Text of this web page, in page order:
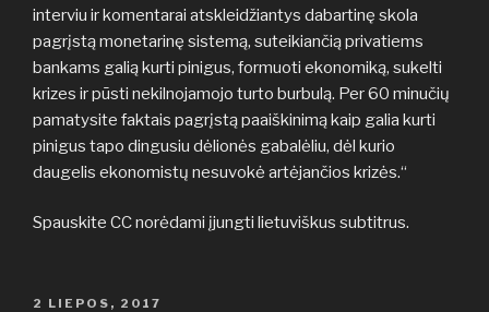
interviu ir komentarai atskleidžiantys dabartinę skola
pagrįstą monetarinę sistemą, suteikiančią privatiems
bankams galią kurti pinigus, formuoti ekonomiką, sukelti
krizes ir pūsti nekilnojamojo turto burbulą. Per 60 minučių
pamatysite faktais pagrįstą paaiškinimą kaip galia kurti
pinigus tapo dingusiu dėlionės gabalėliu, dėl kurio
daugelis ekonomistų nesuvokė artėjančios krizės.“
Spauskite CC norėdami įjungti lietuviškus subtitrus.
PASKELBTA
2 LIEPOS, 2017